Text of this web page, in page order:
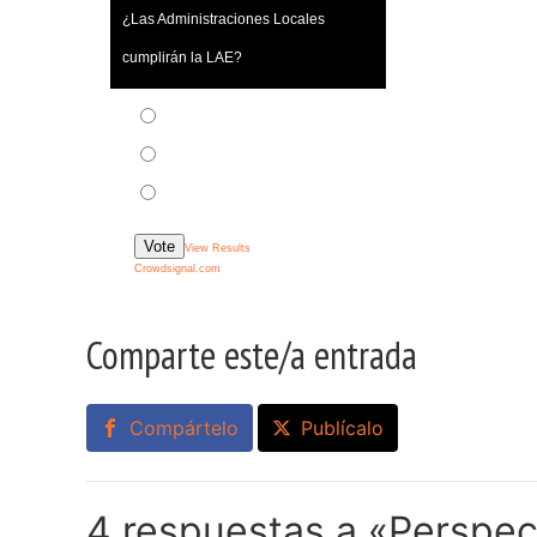
¿Las Administraciones Locales
cumplirán la LAE?
Vote
View Results
Crowdsignal.com
Comparte este/a entrada
Compártelo Publícalo